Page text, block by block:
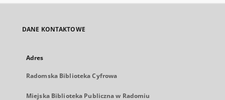
DANE KONTAKTOWE
Adres
Radomska Biblioteka Cyfrowa
Miejska Biblioteka Publiczna w Radomiu